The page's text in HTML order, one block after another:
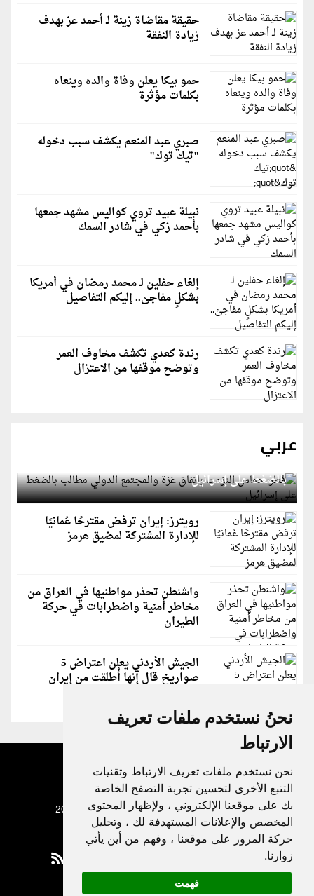
نحنُ نستخدم ملفات تعريف
الارتباط
نحن نستخدم ملفات تعريف الارتباط وتقنيات
التتبع الأخرى لتحسين تجربة التصفح الخاصة
بك على موقعنا الإلكتروني ، ولإظهار المحتوى
المخصص والإعلانات المستهدفة لك ، وتحليل
حركة المرور على موقعنا ، وفهم من أين يأتي
زوارنا.
فهمت
حقيقة مقاضاة زينة لـ أحمد عز بهدف
زيادة النفقة
حمو بيكا يعلن وفاة والده وينعاه
بكلمات مؤثرة
صبري عبد المنعم يكشف سبب دخوله
"تيك توك"
نبيلة عبيد تروي كواليس مشهد جمعها
بأحمد زكي في شادر السمك
إلغاء حفلين لـ محمد رمضان في أمريكا
بشكلٍ مفاجئ.. إليكم التفاصيل
رندة كعدي تكشف مخاوف العمر
وتوضح موقفها من الاعتزال
عربي
قطر: حماس التزمت باتفاق غزة والمجتمع الدولي مطالب
بالضغط على إسرائيل
رويترز: إيران ترفض مقترحًا عُمانيًا
للإدارة المشتركة لمضيق هرمز
واشنطن تحذر مواطنيها في العراق من
مخاطر أمنية واضطرابات في حركة
الطيران
الجيش الأردني يعلن اعتراض 5
صواريخ قال إنها أُطلقت من إيران
جميع الحقوق محفوظة لدنيا الوطن © 2003 - 2022